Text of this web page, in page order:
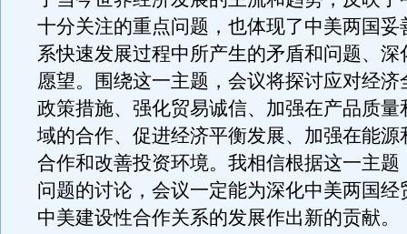
十分关注的重点问题，也体现了中美两国妥
系快速发展过程中所产生的矛盾和问题、深
愿望。围绕这一主题，会议将探讨应对经济
政策措施、强化贸易诚信、加强在产品质量
域的合作、促进经济平衡发展、加强在能源
合作和改善投资环境。我相信根据这一主题
问题的讨论，会议一定能为深化中美两国经
中美建设性合作关系的发展作出新的贡献。